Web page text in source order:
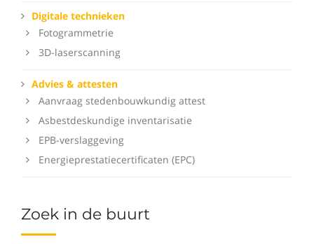
Digitale technieken
Fotogrammetrie
3D-laserscanning
Advies & attesten
Aanvraag stedenbouwkundig attest
Asbestdeskundige inventarisatie
EPB-verslaggeving
Energieprestatiecertificaten (EPC)
Zoek in de buurt